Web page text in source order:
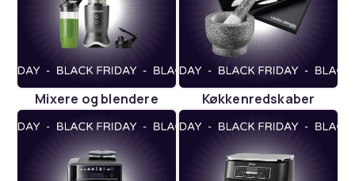
Mixere og blendere Køkkenredskaber